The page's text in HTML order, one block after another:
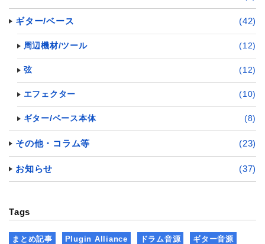
ギター/ベース (42)
周辺機材/ツール (12)
弦 (12)
エフェクター (10)
ギター/ベース本体 (8)
その他・コラム等 (23)
お知らせ (37)
Tags
まとめ記事 Plugin Alliance ドラム音源 ギター音源